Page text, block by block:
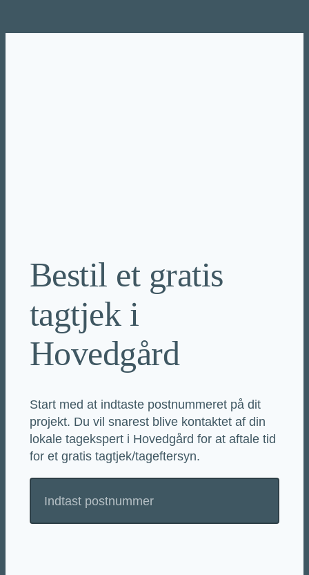
til
Bestil et gratis
tagtjek i
Hovedgård
Start med at indtaste postnummeret på dit
projekt. Du vil snarest blive kontaktet af din
lokale tagekspert i Hovedgård for at aftale tid
for et gratis tagtjek/tageftersyn.